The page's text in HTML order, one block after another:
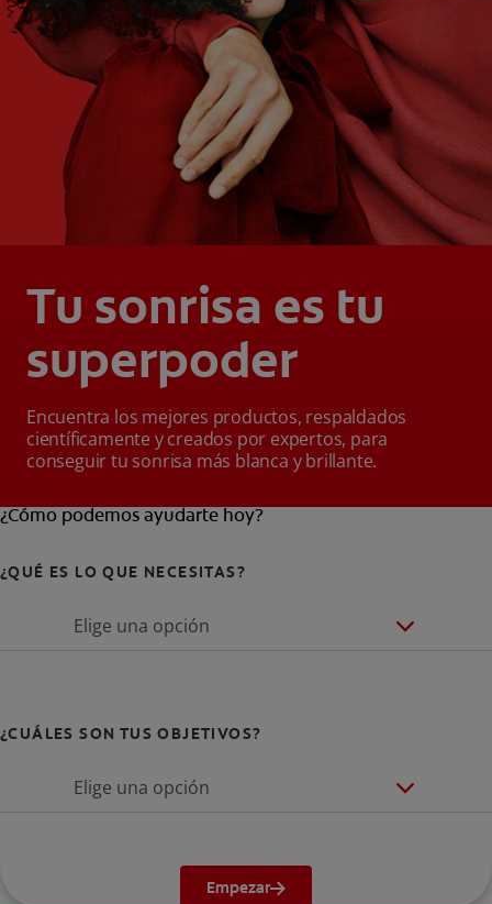
Empezar
Tu sonrisa es tu
superpoder
Encuentra los mejores productos, respaldados
científicamente y creados por expertos, para
conseguir tu sonrisa más blanca y brillante.
¿Cómo podemos ayudarte hoy?
¿QUÉ ES LO QUE NECESITAS?
Elige una opción
¿CUÁLES SON TUS OBJETIVOS?
Elige una opción
Empezar